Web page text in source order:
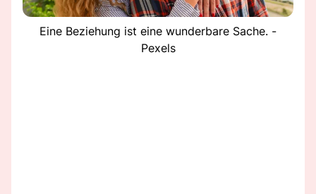
Eine Beziehung ist eine wunderbare Sache. -
Pexels